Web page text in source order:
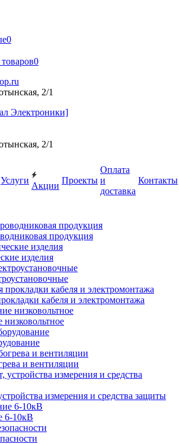
0
0
2/1
2/1
Услуги
Акции
Проекты
Оплата
и
доставка
Контакты
продукция
изделия
кабеля и электромонтажа
и вентиляции
измерения и средства защиты
6-10кВ